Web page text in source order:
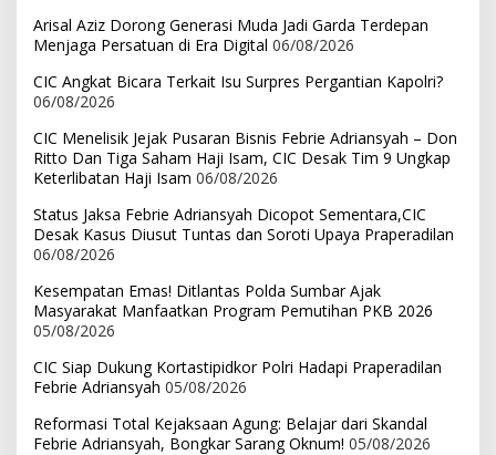
Arisal Aziz Dorong Generasi Muda Jadi Garda Terdepan
Menjaga Persatuan di Era Digital 06/08/2026
CIC Angkat Bicara Terkait Isu Surpres Pergantian Kapolri?
06/08/2026
CIC Menelisik Jejak Pusaran Bisnis Febrie Adriansyah – Don
Ritto Dan Tiga Saham Haji Isam, CIC Desak Tim 9 Ungkap
Keterlibatan Haji Isam 06/08/2026
Status Jaksa Febrie Adriansyah Dicopot Sementara,CIC
Desak Kasus Diusut Tuntas dan Soroti Upaya Praperadilan
06/08/2026
Kesempatan Emas! Ditlantas Polda Sumbar Ajak
Masyarakat Manfaatkan Program Pemutihan PKB 2026
05/08/2026
CIC Siap Dukung Kortastipidkor Polri Hadapi Praperadilan
Febrie Adriansyah 05/08/2026
Reformasi Total Kejaksaan Agung: Belajar dari Skandal
Febrie Adriansyah, Bongkar Sarang Oknum! 05/08/2026